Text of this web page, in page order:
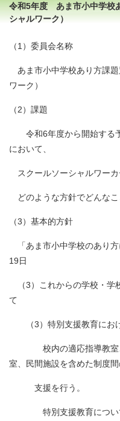
令和5年度 あま市小中学校
シャルワーク）
（1）委員会名称
あま市小中学校あり方課
ワーク）
（2）課題
令和6年度から開始する
において、
スクールソーシャルワーカ
どのような方針でどんなこ
（3）基本的方針
「あま市小中学校のあり
19日
（3）これからの学校・学
て
（3）特別支援教育にお
校内の適応指導教室、
室、民間施設を含めた制度
支援を行う。
特別支援教育について